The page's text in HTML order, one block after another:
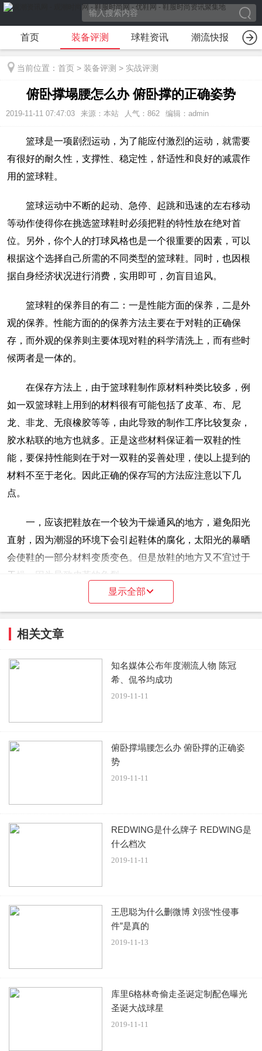
首页 装备评测 球鞋资讯 潮流快报
当前位置： 首页 > 装备评测 > 实战评测
俯卧撑塌腰怎么办 俯卧撑的正确姿势
2019-11-11 07:47:03 来源：本站 人气：862 编辑：admin
篮球是一项剧烈运动，为了能应付激烈的运动，就需要
有很好的耐久性，支撑性、稳定性，舒适性和良好的减震作
用的篮球鞋。
篮球运动中不断的起动、急停、起跳和迅速的左右移动
等动作使得你在挑选篮球鞋时必须把鞋的特性放在绝对首
位。另外，你个人的打球风格也是一个很重要的因素，可以
根据这个选择自己所需的不同类型的篮球鞋。同时，也因根
据自身经济状况进行消费，实用即可，勿盲目追风。
篮球鞋的保养目的有二：一是性能方面的保养，二是外
观的保养。性能方面的的保养方法主要在于对鞋的正确保
存，而外观的保养则主要体现对鞋的科学清洗上，而有些时
候两者是一体的。
在保存方法上，由于篮球鞋制作原材料种类比较多，例
如一双篮球鞋上用到的材料很有可能包括了皮革、布、尼
龙、非龙、无痕橡胶等等，由此导致的制作工序比较复杂，
胶水粘联的地方也就多。正是这些材料保证着一双鞋的性
能，要保持性能则在于对一双鞋的妥善处理，使以上提到的
材料不至于老化。因此正确的保存写的方法应注意以下几
点。
一，应该把鞋放在一个较为干燥通风的地方，避免阳光
直射，因为潮湿的环境下会引起鞋体的腐化，太阳光的暴晒
会使鞋的一部分材料变质变色。但是放鞋的地方又不宜过于
干燥，因为导致皮革的龟裂。
二，保存鞋的时候，应该在鞋内塞上柔软的纸团，这样
部的干燥，而且有利于保持鞋形的固定，不至于在使用过后
&ldquo;垮掉&rdquo;。
三，特别需要提出的是对于收藏型的保存，最好买一些
大限度的与空气隔离，防止较长一段时间内空气对鞋不断的
氧化。例如nike的可见气垫如max air或者乔丹11代、16代的
外底在几年时间内就会慢慢变黄，用收缩膜来保持原有的颜
显示全部
相关文章
知名媒体公布年度潮流人物 陈冠
希、侃爷均成功
2019-11-11
俯卧撑塌腰怎么办 俯卧撑的正确姿
势
2019-11-11
REDWING是什么牌子 REDWING是
什么档次
2019-11-11
王思聪为什么删微博 刘强“性侵事
件”是真的
2019-11-13
库里6格林奇偷走圣诞定制配色曝光
圣诞大战球星
2019-11-11